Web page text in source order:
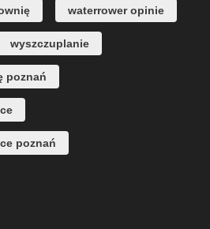
waterrower opinie
wyszczuplanie
poznań
poznań